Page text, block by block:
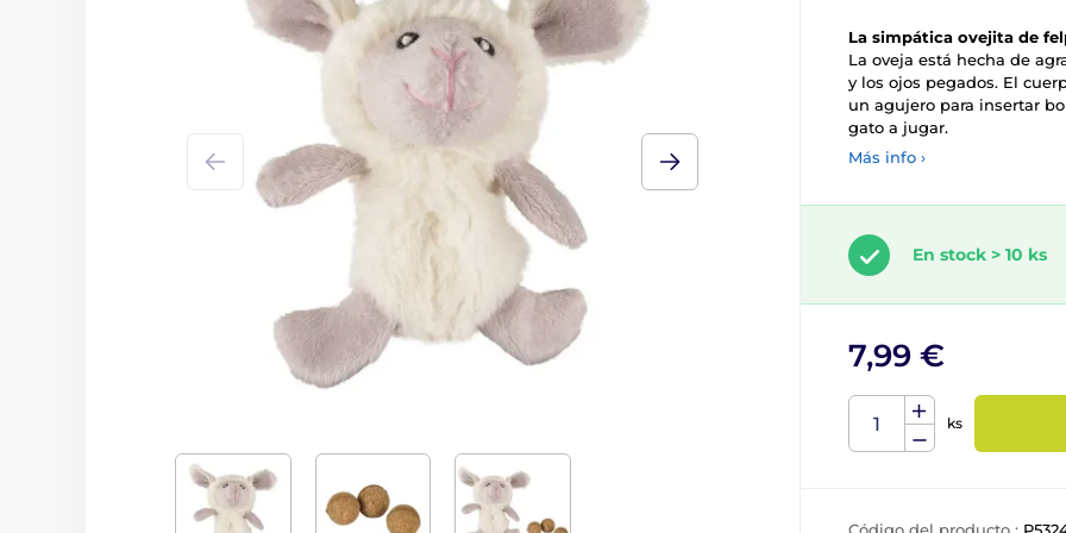
La simpática ovejita de
La oveja está hecha de
y los ojos pegados. El
un agujero para insertar
gato a jugar.
Más info ›
En stock > 10 ks
7,99 €
ks